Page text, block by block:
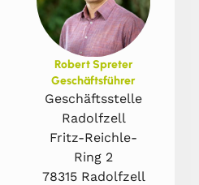
Robert Spreter
Geschäftsführer
Geschäftsstelle
Radolfzell
Fritz-Reichle-
Ring 2
78315 Radolfzell